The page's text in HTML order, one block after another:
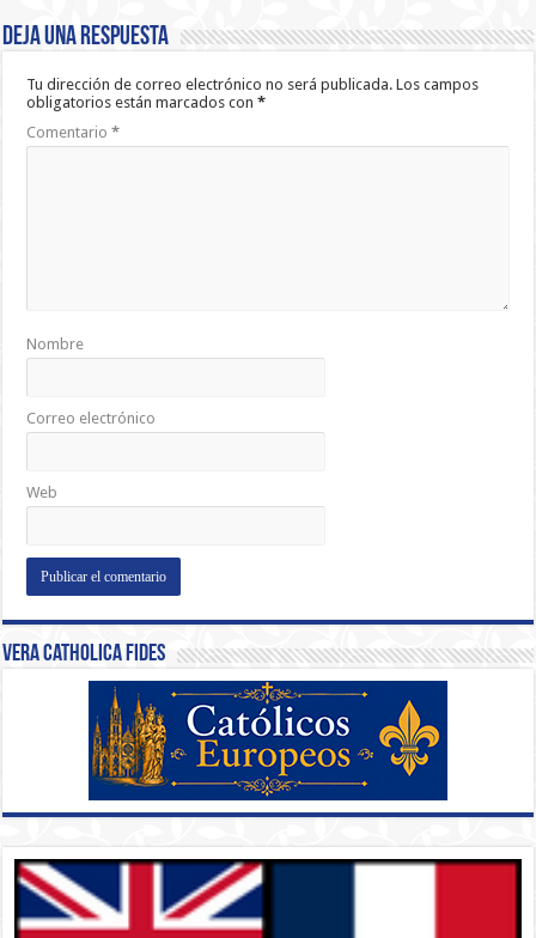
Deja una respuesta
Tu dirección de correo electrónico no será publicada. Los campos
obligatorios están marcados con*
Comentario*
Nombre
Correo electrónico
Web
Vera Catholica Fides